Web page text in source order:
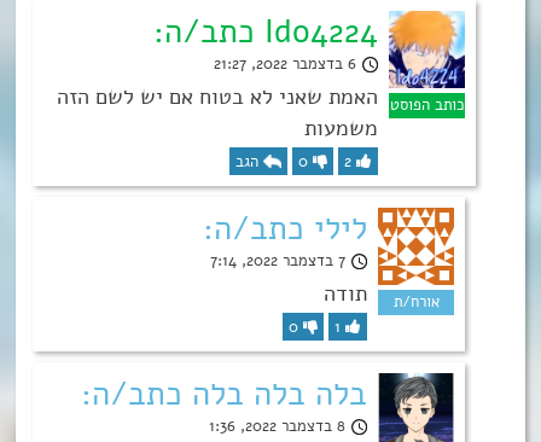
Ido4224 כתב/ה:
6 בדצמבר 2022, 21:27
האמת שאני לא בטוח אם יש לשם הזה
משמעות
2
0 הגב
לילי כתב/ה:
7 בדצמבר 2022, 7:14
תודה
1
0
בלה בלה בלה כתב/ה:
8 בדצמבר 2022, 1:36